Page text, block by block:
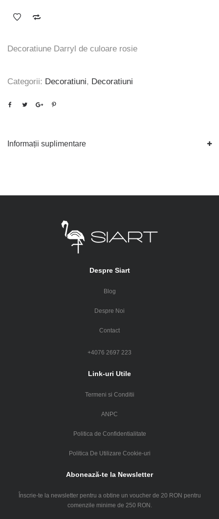
Decoratiune Darryl de culoare rosie
Categorii: Decoratiuni, Decoratiuni
Informații suplimentare
Despre Siart
Blog
Despre Noi
Contact
+4076 2697 223
Link-uri Utile
Termeni si Conditii
ANPC
Politica de Confidentialitate
Politica De Utilizare Cookie-uri
Abonează-te la Newsletter
Înscrie-te la newsletter pentru a obtine un voucher de 20 RON pentru
comenzile minime de 250 RON.